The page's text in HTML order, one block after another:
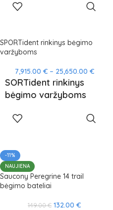
kelionių
SPORTident rinkinys bėgimo
varžyboms
7,915.00 € – 25,650.00 €
SORTident rinkinys
bėgimo varžyboms
-11%
NAUJIENA
Saucony Peregrine 14 trail
bėgimo bateliai
149.00€ 132.00 €